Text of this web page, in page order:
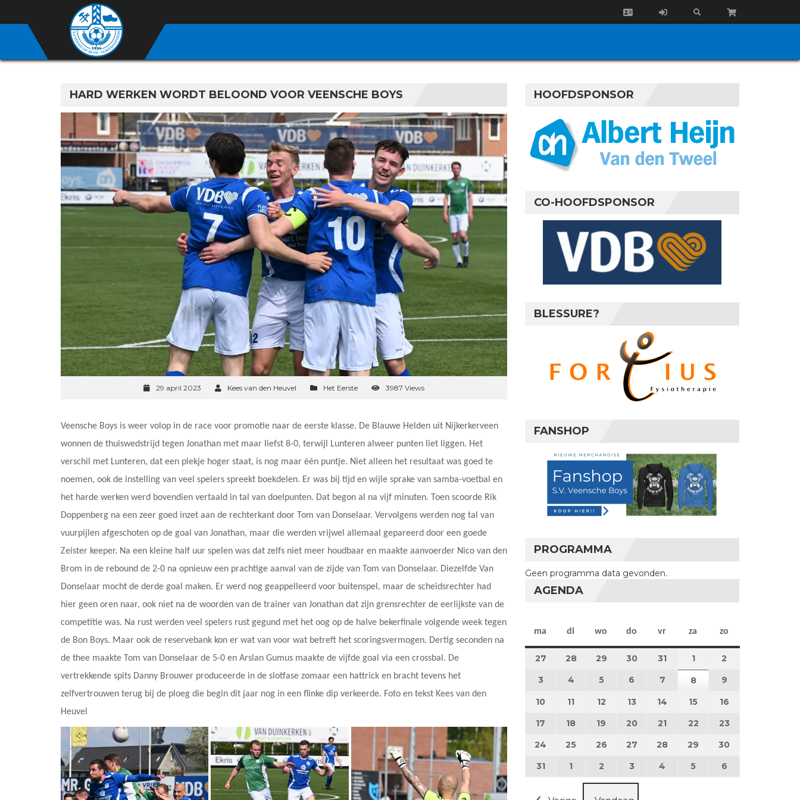
HARD WERKEN WORDT BELOOND VOOR VEENSCHE BOYS
29 april 2023 Kees van den Heuvel Het Eerste 3987 Views
Veensche Boys is weer volop in de race voor promotie naar de eerste klasse. De Blauwe Helden uit Nijkerkerveen
wonnen de thuiswedstrijd tegen Jonathan met maar liefst 8-0, terwijl Lunteren alweer punten liet liggen. Het
verschil met Lunteren, dat een plekje hoger staat, is nog maar één puntje. Niet alleen het resultaat was goed te
noemen, ook de instelling van veel spelers spreekt boekdelen. Er was bij tijd en wijle sprake van samba-voetbal en
het harde werken werd bovendien vertaald in tal van doelpunten. Dat begon al na vijf minuten. Toen scoorde Rik
Doppenberg na een zeer goed inzet aan de rechterkant door Tom van Donselaar. Vervolgens werden nog tal van
vuurpijlen afgeschoten op de goal van Jonathan, maar die werden vrijwel allemaal gepareerd door een goede
Zeister keeper. Na een kleine half uur spelen was dat zelfs niet meer houdbaar en maakte aanvoerder Nico van den
Brom in de rebound de 2-0 na opnieuw een prachtige aanval van de zijde van Tom van Donselaar. Diezelfde Van
Donselaar mocht de derde goal maken. Er werd nog geappelleerd voor buitenspel, maar de scheidsrechter had
hier geen oren naar, ook niet na de woorden van de trainer van Jonathan dat zijn grensrechter de eerlijkste van de
competitie was. Na rust werden veel spelers rust gegund met het oog op de halve bekerfinale volgende week tegen
de Bon Boys. Maar ook de reservebank kon er wat van voor wat betreft het scoringsvermogen. Dertig seconden na
de thee maakte Tom van Donselaar de 5-0 en Arslan Gumus maakte de vijfde goal via een crossbal. De
vertrekkende spits Danny Brouwer produceerde in de slotfase zomaar een hattrick en bracht tevens het
zelfvertrouwen terug bij de ploeg die begin dit jaar nog in een flinke dip verkeerde. Foto en tekst Kees van den
Heuvel
HOOFDSPONSOR
CO-HOOFDSPONSOR
BLESSURE?
FANSHOP
PROGRAMMA
Geen programma data gevonden.
AGENDA
ma maandag
di dinsdag
wo woensdag
do donderdag
vr vrijdag
za zaterdag
zo
27 27 juli 2026
28 28 juli 2026
29 29 juli 2026
3030 juli 2026
31 31 juli 2026
11 augustus 2026
2
3 3 augustus 2026
4 4 augustus 2026
55 augustus 2026
6 6 augustus 2026
7 7 augustus 2026
88 augustus 2026
9
10 10 augustus 2026
11 11 augustus 2026
12 12 augustus 2026
13 13 augustus 2026
14 14 augustus 2026
15 15 augustus 2026
16
17 17 augustus 2026
18 18 augustus 2026
19 19 augustus 2026
20 20 augustus 2026
21 21 augustus 2026
22 22 augustus 2026
23
24 24 augustus 2026
25 25 augustus 2026
26 26 augustus 2026
27 27 augustus 2026
28 28 augustus 2026
29 29 augustus 2026
30
3131 augustus 2026
1 1 september 2026
2 2 september 2026
3 3 september 2026
4 4 september 2026
5 5 september 2026
6